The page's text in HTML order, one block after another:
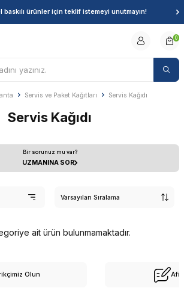
baskılı ürünler için teklif istemeyi unutmayın!
0
Servis ve Paket Kağıtları Servis Kağıdı
Servis Kağıdı
Bir sorunuz mu var?
UZMANINA SOR
ait ürün bulunmamaktadır.
Olun